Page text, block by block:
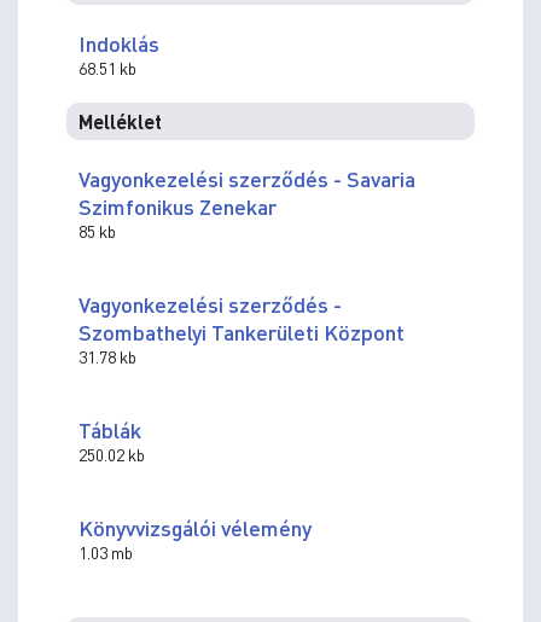
Indoklás
68.51 kb
Melléklet
Vagyonkezelési szerződés - Savaria
Szimfonikus Zenekar
85 kb
Vagyonkezelési szerződés -
Szombathelyi Tankerületi Központ
31.78 kb
Táblák
250.02 kb
Könyvvizsgálói vélemény
1.03 mb